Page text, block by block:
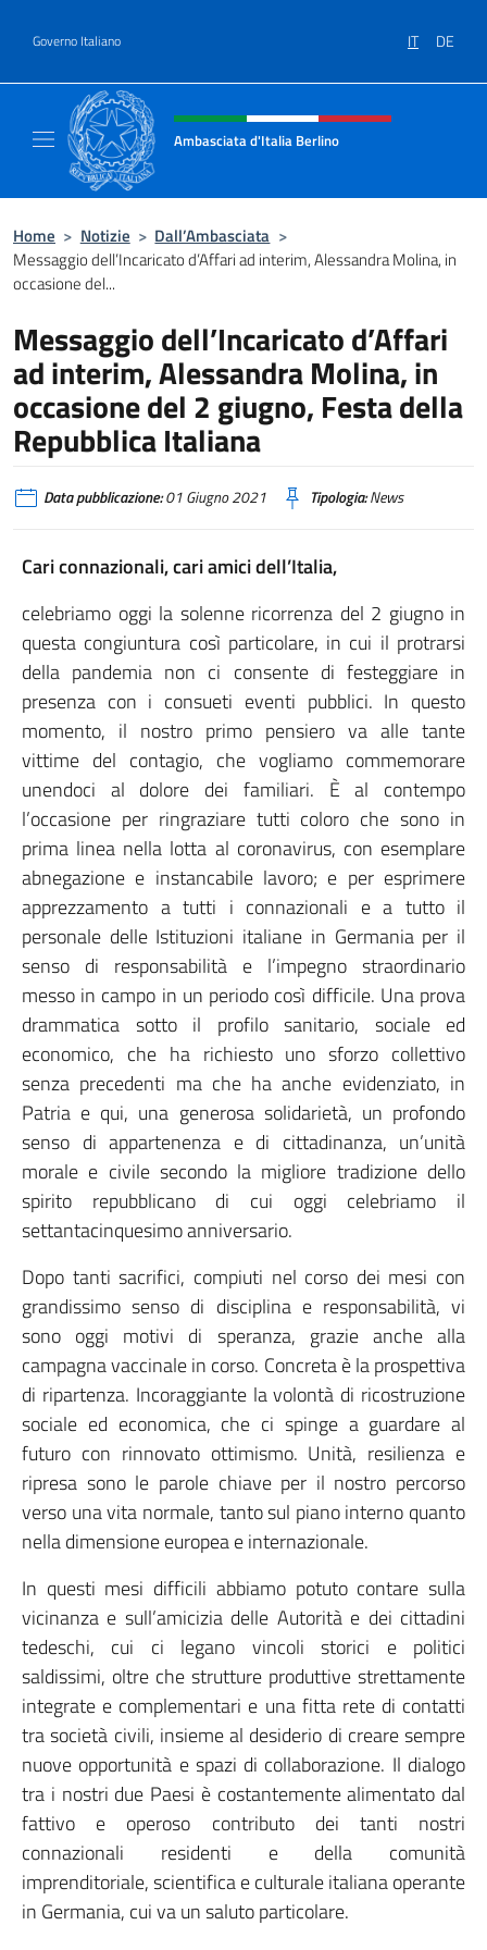
Governo Italiano IT DE
Intestazione sito, social e menù
Ambasciata d'Italia Berlino
Home > Notizie > Dall’Ambasciata >
Messaggio dell’Incaricato d’Affari ad interim, Alessandra Molina, in
occasione del...
Messaggio dell’Incaricato d’Affari
ad interim, Alessandra Molina, in
occasione del 2 giugno, Festa della
Repubblica Italiana
Data pubblicazione:01 Giugno 2021 Tipologia:News
Cari connazionali, cari amici dell’Italia,
celebriamo oggi la solenne ricorrenza del 2 giugno in
questa congiuntura così particolare, in cui il protrarsi
della pandemia non ci consente di festeggiare in
presenza con i consueti eventi pubblici. In questo
momento, il nostro primo pensiero va alle tante
vittime del contagio, che vogliamo commemorare
unendoci al dolore dei familiari. È al contempo
l’occasione per ringraziare tutti coloro che sono in
prima linea nella lotta al coronavirus, con esemplare
abnegazione e instancabile lavoro; e per esprimere
apprezzamento a tutti i connazionali e a tutto il
personale delle Istituzioni italiane in Germania per il
senso di responsabilità e l’impegno straordinario
messo in campo in un periodo così difficile. Una prova
drammatica sotto il profilo sanitario, sociale ed
economico, che ha richiesto uno sforzo collettivo
senza precedenti ma che ha anche evidenziato, in
Patria e qui, una generosa solidarietà, un profondo
senso di appartenenza e di cittadinanza, un’unità
morale e civile secondo la migliore tradizione dello
spirito repubblicano di cui oggi celebriamo il
settantacinquesimo anniversario.
Dopo tanti sacrifici, compiuti nel corso dei mesi con
grandissimo senso di disciplina e responsabilità, vi
sono oggi motivi di speranza, grazie anche alla
campagna vaccinale in corso. Concreta è la prospettiva
di ripartenza. Incoraggiante la volontà di ricostruzione
sociale ed economica, che ci spinge a guardare al
futuro con rinnovato ottimismo. Unità, resilienza e
ripresa sono le parole chiave per il nostro percorso
verso una vita normale, tanto sul piano interno quanto
nella dimensione europea e internazionale.
In questi mesi difficili abbiamo potuto contare sulla
vicinanza e sull’amicizia delle Autorità e dei cittadini
tedeschi, cui ci legano vincoli storici e politici
saldissimi, oltre che strutture produttive strettamente
integrate e complementari e una fitta rete di contatti
tra società civili, insieme al desiderio di creare sempre
nuove opportunità e spazi di collaborazione. Il dialogo
tra i nostri due Paesi è costantemente alimentato dal
fattivo e operoso contributo dei tanti nostri
connazionali residenti e della comunità
imprenditoriale, scientifica e culturale italiana operante
in Germania, cui va un saluto particolare.